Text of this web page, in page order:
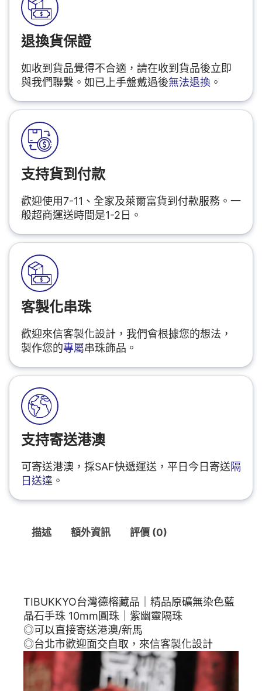
退換貨保證
如收到貨品覺得不合適，請在收到貨品後立即
與我們聯繫。如已上手盤戴過後無法退換 。
支持貨到付款
歡迎使用7-11、全家及萊爾富貨到付款服務。一
般超商運送時間是1-2日。
客製化串珠
歡迎來信客製化設計，我們會根據您的想法，
製作您的專屬串珠飾品。
支持寄送港澳
可寄送港澳，採SAF快遞運送，平日今日寄送隔
日送達 。
描述 額外資訊 評價 (0)
TIBUKKYO台灣德榕藏品｜精品原礦無染色藍
晶石手珠 10mm圓珠｜紫幽靈隔珠
◎可以直接寄送港澳/新馬
◎台北市歡迎面交自取，來信客製化設計